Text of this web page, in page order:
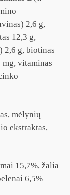
2,6 g,
12,3 g,
2,6 g, biotinas
vitaminas
mėlynių
ekstraktas,
15,7%, žalia
6,5%